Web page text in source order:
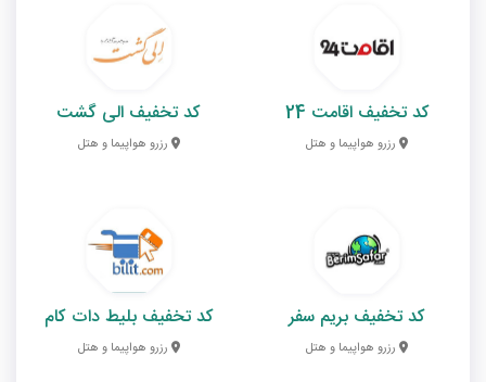
کد تخفیف اقامت 24
رزرو هواپیما و هتل
کد تخفیف الی گشت
رزرو هواپیما و هتل
کد تخفیف بریم سفر
رزرو هواپیما و هتل
کد تخفیف بلیط دات کام
رزرو هواپیما و هتل